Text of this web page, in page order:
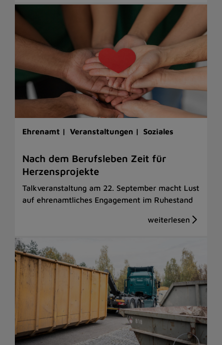
Ehrenamt | Veranstaltungen | Soziales
Nach dem Berufsleben Zeit für
Herzensprojekte
Talkveranstaltung am 22. September macht Lust
auf ehrenamtliches Engagement im Ruhestand